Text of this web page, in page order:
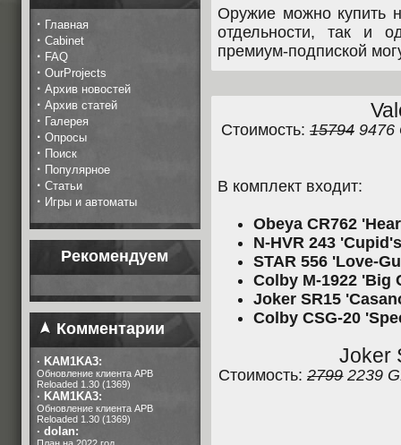
· Главная
· Cabinet
· FAQ
· OurProjects
· Архив новостей
· Архив статей
· Галерея
· Опросы
· Поиск
· Популярное
· Статьи
· Игры и автоматы
Рекомендуем
Комментарии
· KAM1KA3:
Обновление клиента APB
Reloaded 1.30 (1369)
· KAM1KA3:
Обновление клиента APB
Reloaded 1.30 (1369)
· dolan:
Оружие можно купить
отдельности, так и
премиум-подпиской
Стоимость: 15794 9476
В комплект входит:
Obeya CR762
N-HVR 243
STAR 556 'Love-
Colby M-1922 'Big
Joker SR15
Colby CSG-20
Joker
Стоимость:27992239